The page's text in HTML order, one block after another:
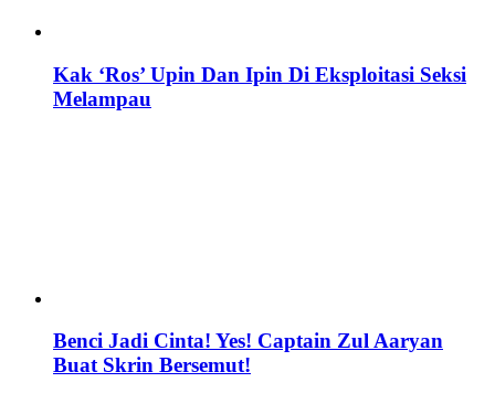
Kak ‘Ros’ Upin Dan Ipin Di Eksploitasi Seksi
Melampau
Benci Jadi Cinta! Yes! Captain Zul Aaryan
Buat Skrin Bersemut!